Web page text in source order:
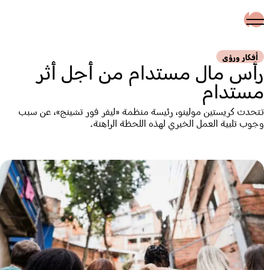
أفكار ورؤى
رأس مال مستدام من أجل أثر
مستدام
تتحدث كريستين مولينو، رئيسة منظمة «ليفر فور تشينج»، عن سبب
وجوب تلبية العمل الخيري لهذه اللحظة الراهنة.